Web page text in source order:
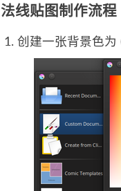
法线贴图制作流程
创建一张背景色为